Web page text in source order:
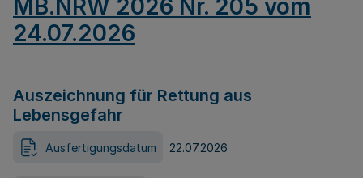
MB.NRW 2026 Nr. 205 vom
24.07.2026
Auszeichnung für Rettung aus
Lebensgefahr
Ausfertigungsdatum 22.07.2026